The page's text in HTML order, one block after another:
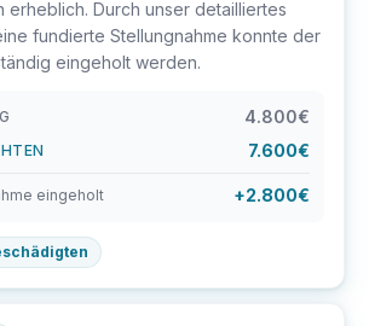
erheblich. Durch unser detailliertes
fundierte Stellungnahme konnte der
eingeholt werden.
4.800€
7.600€
eingeholt +2.800€